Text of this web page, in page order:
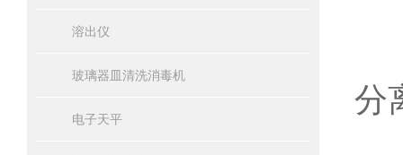
溶出仪
玻璃器皿清洗消毒机
电子天平
分